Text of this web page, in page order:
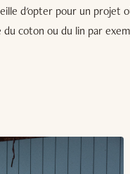
d'opter pour un projet
coton ou du lin par